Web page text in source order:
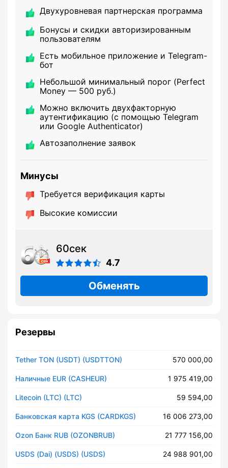
Двухуровневая партнерская программа
Бонусы и скидки авторизированным
пользователям
Есть мобильное приложение и Telegram-
бот
Небольшой минимальный порог (Perfect
Money — 500 руб.)
Можно включить двухфакторную
аутентификацию (с помощью Telegram
или Google Authenticator)
Автозаполнение заявок
Минусы
Требуется верификация карты
Высокие комиссии
60сек
4.7
Обменять
Резервы
Tether TON (USDT) (USDTTON) 570 000,00
Наличные EUR (CASHEUR) 1 975 419,00
Litecoin (LTC) (LTC) 59 594,00
Банковская карта KGS (CARDKGS) 16 006 273,00
Ozon Банк RUB (OZONBRUB) 21 777 156,00
USDS (Dai) (USDS) (USDS) 24 988 901,00